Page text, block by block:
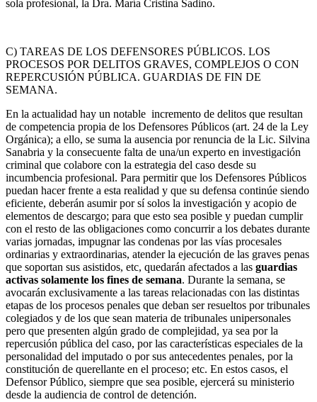
sola profesional, la Dra. María Cristina Sadino.
C) TAREAS DE LOS DEFENSORES PÚBLICOS. LOS
PROCESOS POR DELITOS GRAVES, COMPLEJOS O CON
REPERCUSIÓN PÚBLICA. GUARDIAS DE FIN DE
SEMANA.
En la actualidad hay un notable incremento de delitos que resultan
de competencia propia de los Defensores Públicos (art. 24 de la Ley
Orgánica); a ello, se suma la ausencia por renuncia de la Lic. Silvina
Sanabria y la consecuente falta de una/un experto en investigación
criminal que colabore con la estrategia del caso desde su
incumbencia profesional. Para permitir que los Defensores Públicos
puedan hacer frente a esta realidad y que su defensa continúe siendo
eficiente, deberán asumir por sí solos la investigación y acopio de
elementos de descargo; para que esto sea posible y puedan cumplir
con el resto de las obligaciones como concurrir a los debates durante
varias jornadas, impugnar las condenas por las vías procesales
ordinarias y extraordinarias, atender la ejecución de las graves penas
que soportan sus asistidos, etc, quedarán afectados a las guardias
activas solamente los fines de semana. Durante la semana, se
avocarán exclusivamente a las tareas relacionadas con las distintas
etapas de los procesos penales que deban ser resueltos por tribunales
colegiados y de los que sean materia de tribunales unipersonales
pero que presenten algún grado de complejidad, ya sea por la
repercusión pública del caso, por las características especiales de la
personalidad del imputado o por sus antecedentes penales, por la
constitución de querellante en el proceso; etc. En estos casos, el
Defensor Público, siempre que sea posible, ejercerá su ministerio
desde la audiencia de control de detención.